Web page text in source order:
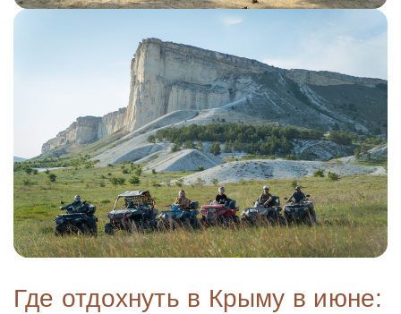
Где отдохнуть в Крыму в июне: